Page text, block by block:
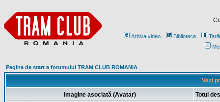
Arhiva video Biblioteca
Pagina de start a forumului TRAM CLUB ROMANIA
Vezi
Imagine asociată (Avatar) Totul